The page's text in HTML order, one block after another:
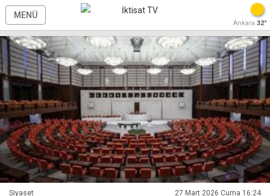
MENÜ
Ankara 32°
Siyaset 27 Mart 2026 Cuma 16:24